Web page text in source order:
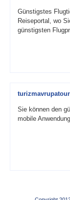
Günstigstes
Reiseportal, wo
günstigsten
Sie können den
mobile